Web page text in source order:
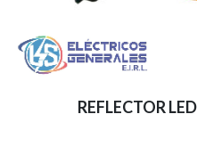
REFLECTOR